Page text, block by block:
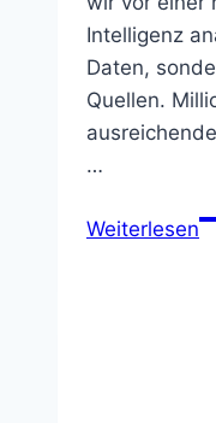
Intelligenz
Daten,
Quellen.
…
Weiterlesen